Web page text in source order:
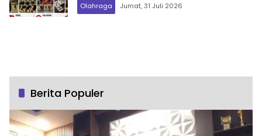
Olahraga Jumat, 31 Juli 2026
Berita Populer